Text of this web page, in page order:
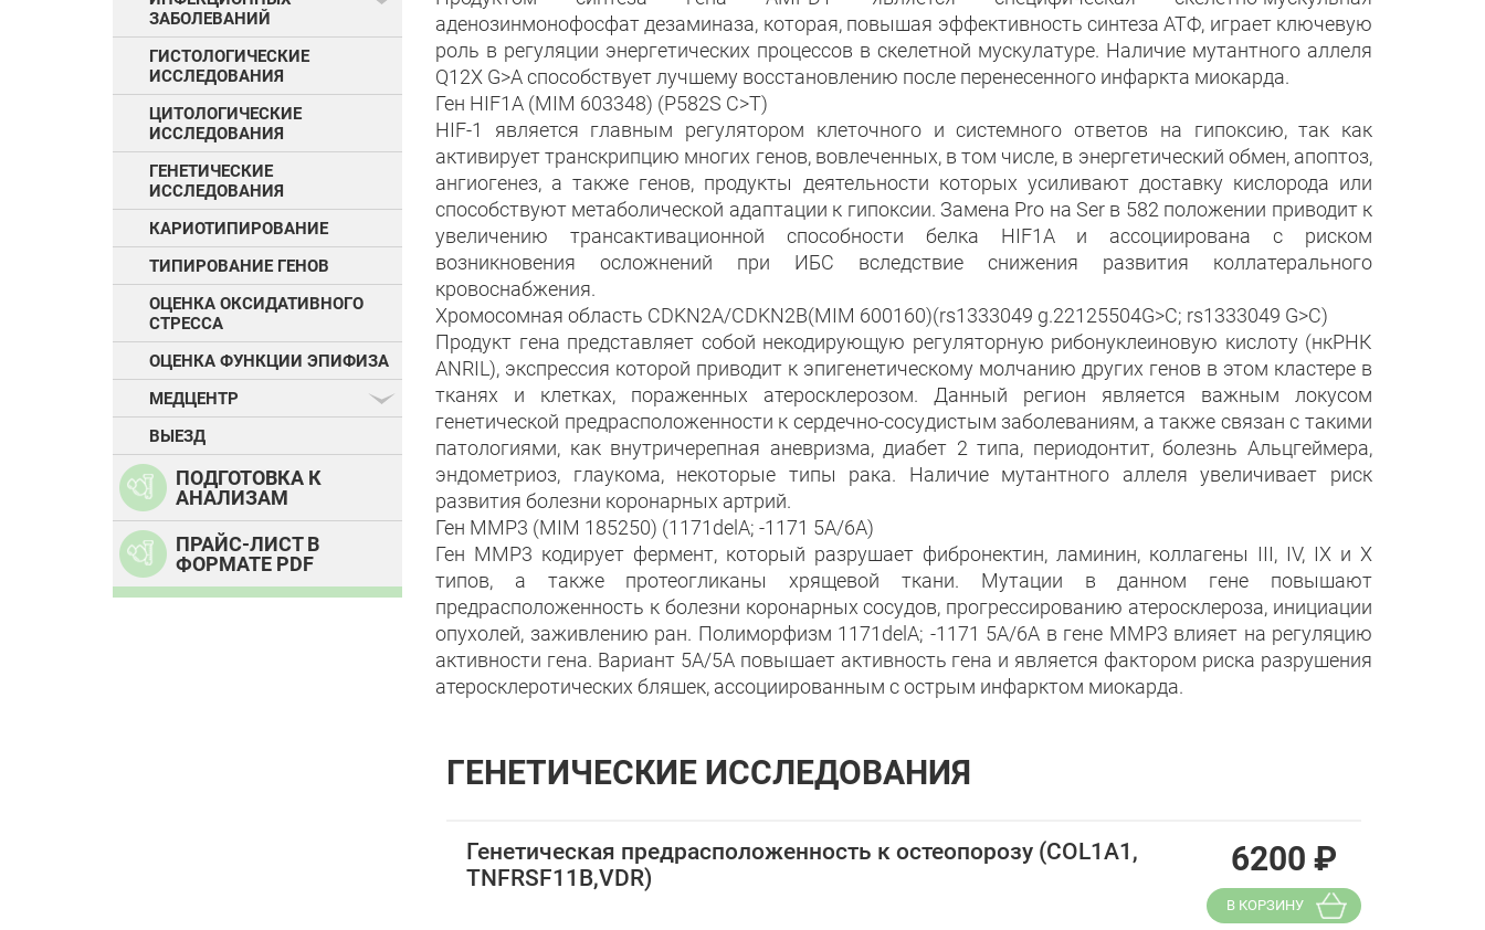
ЗАБОЛЕВАНИЙ
ГИСТОЛОГИЧЕСКИЕ
ИССЛЕДОВАНИЯ
ЦИТОЛОГИЧЕСКИЕ
ИССЛЕДОВАНИЯ
ГЕНЕТИЧЕСКИЕ
ИССЛЕДОВАНИЯ
КАРИОТИПИРОВАНИЕ
ТИПИРОВАНИЕ ГЕНОВ
ОЦЕНКА ОКСИДАТИВНОГО
СТРЕССА
ОЦЕНКА ФУНКЦИИ ЭПИФИЗА
МЕДЦЕНТР
ВЫЕЗД
ПОДГОТОВКА К
АНАЛИЗАМ
ПРАЙС-ЛИСТ В
ФОРМАТЕ PDF
аденозинмонофосфат дезаминаза, которая, повышая эффективность синтеза АТФ, играет ключевую
роль в регуляции энергетических процессов в скелетной мускулатуре. Наличие мутантного аллеля
Q12X G>A способствует лучшему восстановлению после перенесенного инфаркта миокарда.
Ген HIF1A (MIM 603348) (P582S C>T)
HIF-1 является главным регулятором клеточного и системного ответов на гипоксию, так как
активирует транскрипцию многих генов, вовлеченных, в том числе, в энергетический обмен, апоптоз,
ангиогенез, а также генов, продукты деятельности которых усиливают доставку кислорода или
способствуют метаболической адаптации к гипоксии. Замена Pro на Ser в 582 положении приводит к
увеличению трансактивационной способности белка HIF1A и ассоциирована с риском
возникновения осложнений при ИБС вследствие снижения развития коллатерального
кровоснабжения.
Хромосомная область CDKN2A/CDKN2B(MIM 600160)(rs1333049 g.22125504G>C; rs1333049 G>C)
Продукт гена представляет собой некодирующую регуляторную рибонуклеиновую кислоту (нкРНК
ANRIL), экспрессия которой приводит к эпигенетическому молчанию других генов в этом кластере в
тканях и клетках, пораженных атеросклерозом. Данный регион является важным локусом
генетической предрасположенности к сердечно-сосудистым заболеваниям, а также связан с такими
патологиями, как внутричерепная аневризма, диабет 2 типа, периодонтит, болезнь Альцгеймера,
эндометриоз, глаукома, некоторые типы рака. Наличие мутантного аллеля увеличивает риск
развития болезни коронарных артрий.
Ген MMP3 (MIM 185250) (1171delA; -1171 5A/6A)
Ген MMP3 кодирует фермент, который разрушает фибронектин, ламинин, коллагены III, IV, IX и X
типов, а также протеогликаны хрящевой ткани. Мутации в данном гене повышают
предрасположенность к болезни коронарных сосудов, прогрессированию атеросклероза, инициации
опухолей, заживлению ран. Полиморфизм 1171delA; -1171 5A/6A в гене ММР3 влияет на регуляцию
активности гена. Вариант 5А/5А повышает активность гена и является фактором риска разрушения
атеросклеротических бляшек, ассоциированным с острым инфарктом миокарда.
ГЕНЕТИЧЕСКИЕ ИССЛЕДОВАНИЯ
Генетическая предрасположенность к остеопорозу (COL1A1,
TNFRSF11B,VDR)
6200 ₽
В КОРЗИНУ